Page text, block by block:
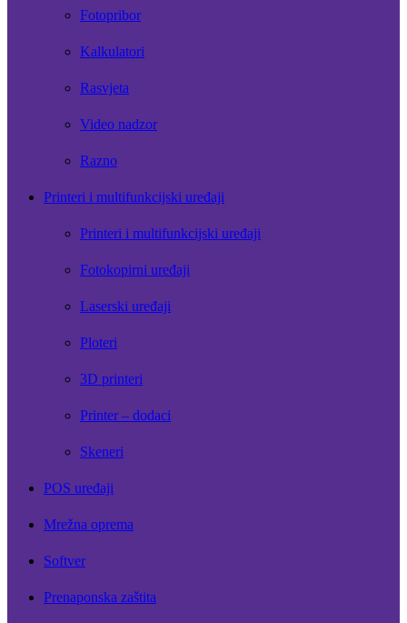
Fotopribor
Kalkulatori
Rasvjeta
Video nadzor
Razno
Printeri i multifunkcijski uređaji
Printeri i multifunkcijski uređaji
Fotokopirni uređaji
Laserski uređaji
Ploteri
3D printeri
Printer – dodaci
Skeneri
POS uređaji
Mrežna oprema
Softver
Prenaponska zaštita